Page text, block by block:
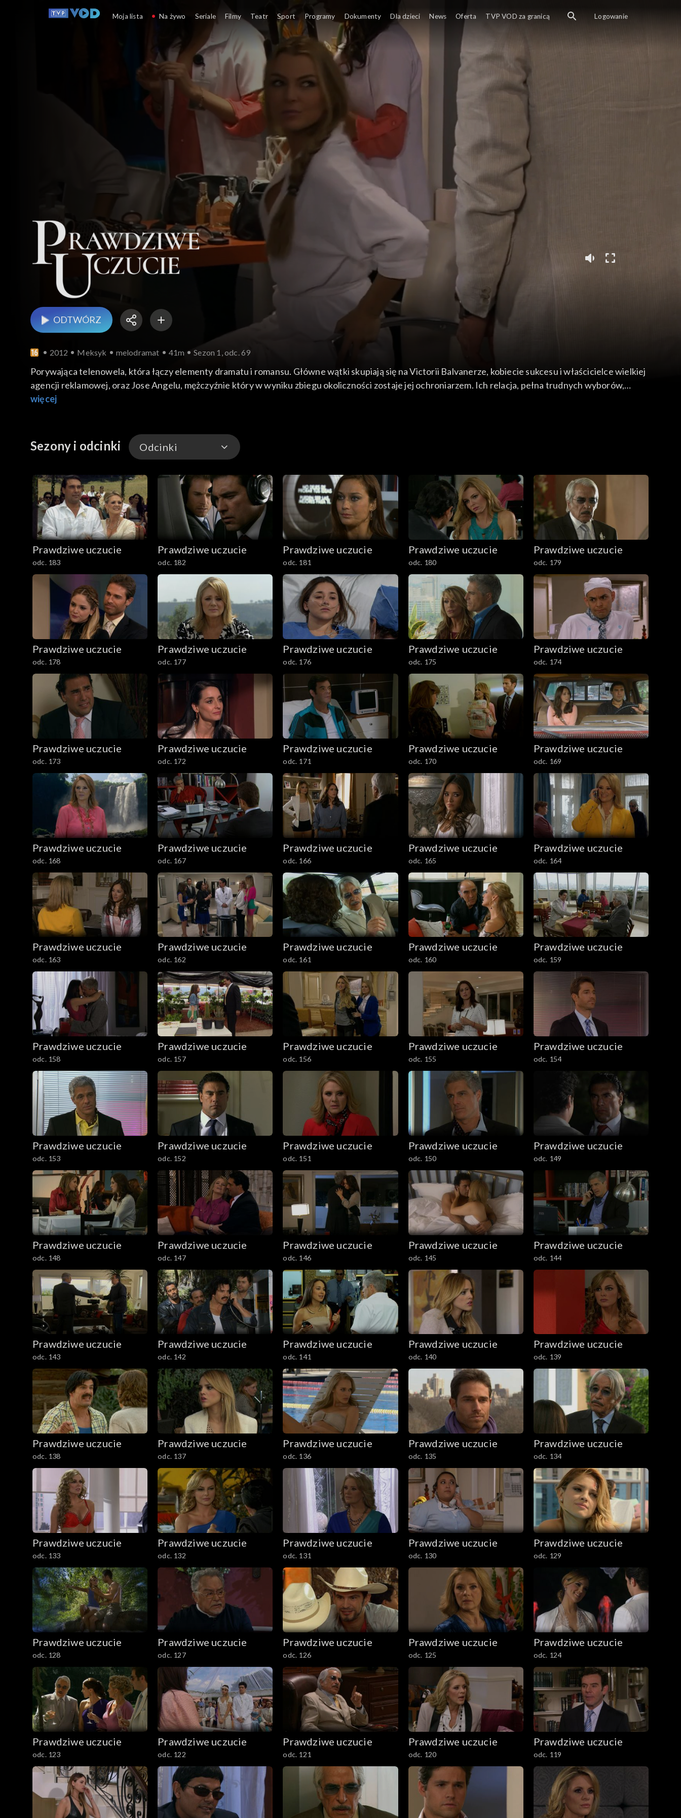
ODTWÓRZ
2012 Meksyk melodramat 41m Sezon 1, odc. 69
Porywająca telenowela, która łączy elementy dramatu i romansu. Główne wątki skupiają się na Victorii Balvanerze, kobiecie sukcesu i właścicielce wielkiej
agencji reklamowej, oraz Jose Angelu, mężczyźnie który w wyniku zbiegu okoliczności zostaje jej ochroniarzem. Ich relacja, pełna trudnych wyborów,
zmienia życie obojga bohaterów.
więcej
Sezony i odcinki Odcinki
Odcinki
Prawdziwe uczucie
odc. 183
Prawdziwe uczucie
odc. 182
Prawdziwe uczucie
odc. 181
Prawdziwe uczucie
odc. 180
Prawdziwe uczucie
odc. 179
Prawdziwe uczucie
odc. 178
Prawdziwe uczucie
odc. 177
Prawdziwe uczucie
odc. 176
Prawdziwe uczucie
odc. 175
Prawdziwe uczucie
odc. 174
Prawdziwe uczucie
odc. 173
Prawdziwe uczucie
odc. 172
Prawdziwe uczucie
odc. 171
Prawdziwe uczucie
odc. 170
Prawdziwe uczucie
odc. 169
Prawdziwe uczucie
odc. 168
Prawdziwe uczucie
odc. 167
Prawdziwe uczucie
odc. 166
Prawdziwe uczucie
odc. 165
Prawdziwe uczucie
odc. 164
Prawdziwe uczucie
odc. 163
Prawdziwe uczucie
odc. 162
Prawdziwe uczucie
odc. 161
Prawdziwe uczucie
odc. 160
Prawdziwe uczucie
odc. 159
Prawdziwe uczucie
odc. 158
Prawdziwe uczucie
odc. 157
Prawdziwe uczucie
odc. 156
Prawdziwe uczucie
odc. 155
Prawdziwe uczucie
odc. 154
Prawdziwe uczucie
odc. 153
Prawdziwe uczucie
odc. 152
Prawdziwe uczucie
odc. 151
Prawdziwe uczucie
odc. 150
Prawdziwe uczucie
odc. 149
Prawdziwe uczucie
odc. 148
Prawdziwe uczucie
odc. 147
Prawdziwe uczucie
odc. 146
Prawdziwe uczucie
odc. 145
Prawdziwe uczucie
odc. 144
Prawdziwe uczucie
odc. 143
Prawdziwe uczucie
odc. 142
Prawdziwe uczucie
odc. 141
Prawdziwe uczucie
odc. 140
Prawdziwe uczucie
odc. 139
Prawdziwe uczucie
odc. 138
Prawdziwe uczucie
odc. 137
Prawdziwe uczucie
odc. 136
Prawdziwe uczucie
odc. 135
Prawdziwe uczucie
odc. 134
Prawdziwe uczucie
odc. 133
Prawdziwe uczucie
odc. 132
Prawdziwe uczucie
odc. 131
Prawdziwe uczucie
odc. 130
Prawdziwe uczucie
odc. 129
Prawdziwe uczucie
odc. 128
Prawdziwe uczucie
odc. 127
Prawdziwe uczucie
odc. 126
Prawdziwe uczucie
odc. 125
Prawdziwe uczucie
odc. 124
Prawdziwe uczucie
odc. 123
Prawdziwe uczucie
odc. 122
Prawdziwe uczucie
odc. 121
Prawdziwe uczucie
odc. 120
Prawdziwe uczucie
odc. 119
Moja lista Na żywo Seriale Filmy Teatr Sport Programy Dokumenty Dla dzieci News Oferta TVP VOD za granicą Logowanie